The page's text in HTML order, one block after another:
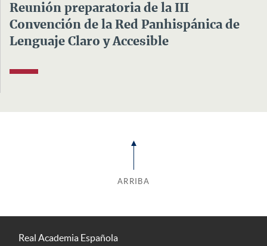
Reunión preparatoria de la III
Convención de la Red Panhispánica de
Lenguaje Claro y Accesible
ARRIBA
Real Academia Española